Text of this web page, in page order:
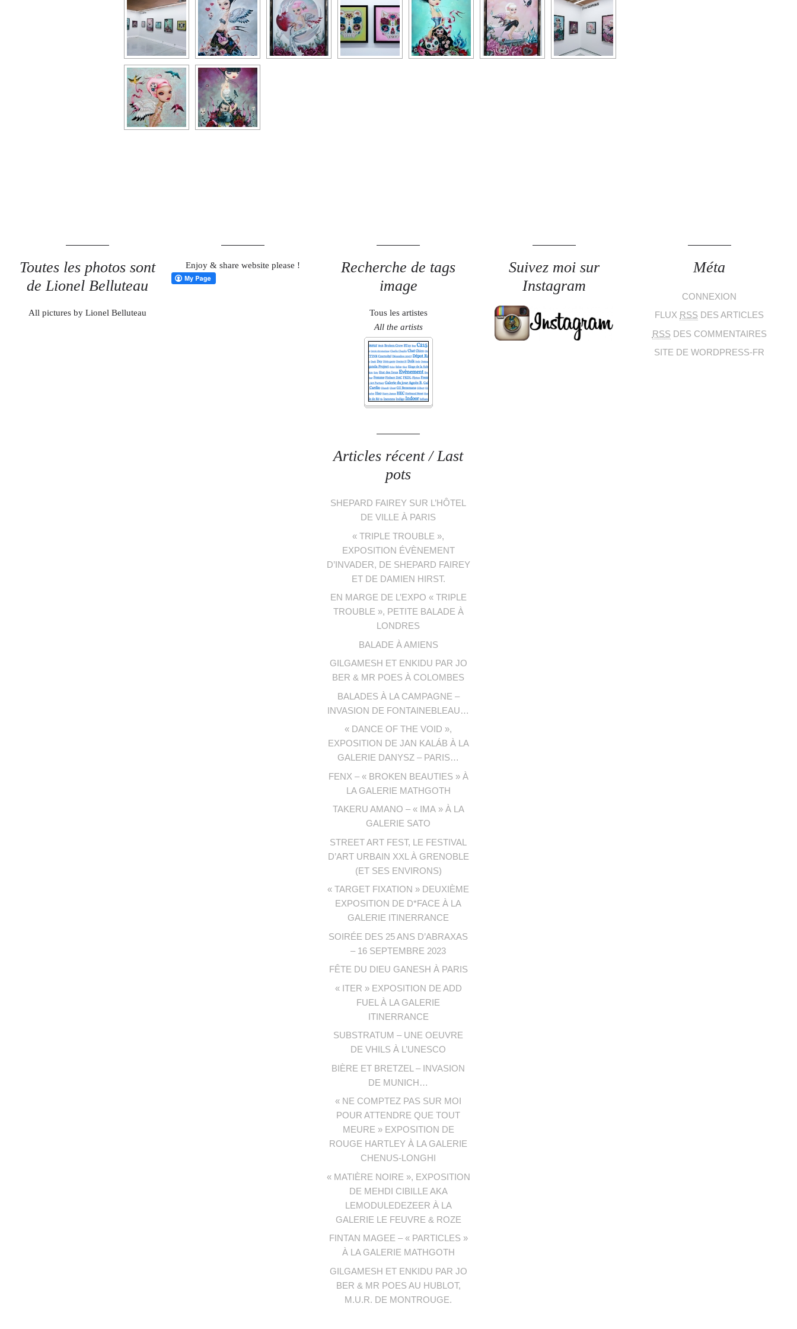
Toutes les photos sont
de Lionel Belluteau
All pictures by Lionel Belluteau
Enjoy & share website please !
Recherche de tags
image
Tous les artistes
All the artists
Suivez moi sur
Instagram
Méta
CONNEXION
FLUX RSS DES ARTICLES
RSS DES COMMENTAIRES
SITE DE WORDPRESS-FR
Articles récent / Last
pots
SHEPARD FAIREY SUR L’HÔTEL
DE VILLE À PARIS
« TRIPLE TROUBLE »,
EXPOSITION ÉVÈNEMENT
D’INVADER, DE SHEPARD FAIREY
ET DE DAMIEN HIRST.
EN MARGE DE L’EXPO « TRIPLE
TROUBLE », PETITE BALADE À
LONDRES
BALADE À AMIENS
GILGAMESH ET ENKIDU PAR JO
BER & MR POES À COLOMBES
BALADES À LA CAMPAGNE –
INVASION DE FONTAINEBLEAU…
« DANCE OF THE VOID »,
EXPOSITION DE JAN KALÁB À LA
GALERIE DANYSZ – PARIS…
FENX – « BROKEN BEAUTIES » À
LA GALERIE MATHGOTH
TAKERU AMANO – « IMA » À LA
GALERIE SATO
STREET ART FEST, LE FESTIVAL
D’ART URBAIN XXL À GRENOBLE
(ET SES ENVIRONS)
« TARGET FIXATION » DEUXIÈME
EXPOSITION DE D*FACE À LA
GALERIE ITINERRANCE
SOIRÉE DES 25 ANS D’ABRAXAS
– 16 SEPTEMBRE 2023
FÊTE DU DIEU GANESH À PARIS
« ITER » EXPOSITION DE ADD
FUEL À LA GALERIE
ITINERRANCE
SUBSTRATUM – UNE OEUVRE
DE VHILS À L’UNESCO
BIÈRE ET BRETZEL – INVASION
DE MUNICH…
« NE COMPTEZ PAS SUR MOI
POUR ATTENDRE QUE TOUT
MEURE » EXPOSITION DE
ROUGE HARTLEY À LA GALERIE
CHENUS-LONGHI
« MATIÈRE NOIRE », EXPOSITION
DE MEHDI CIBILLE AKA
LEMODULEDEZEER À LA
GALERIE LE FEUVRE & ROZE
FINTAN MAGEE – « PARTICLES »
À LA GALERIE MATHGOTH
GILGAMESH ET ENKIDU PAR JO
BER & MR POES AU HUBLOT,
M.U.R. DE MONTROUGE.